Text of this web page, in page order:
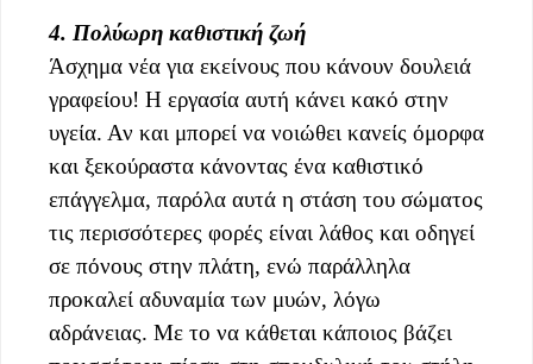
4. Πολύωρη καθιστική ζωή
Άσχημα νέα για εκείνους που κάνουν δουλειά
γραφείου! Η εργασία αυτή κάνει κακό στην
υγεία. Αν και μπορεί να νοιώθει κανείς όμορφα
και ξεκούραστα κάνοντας ένα καθιστικό
επάγγελμα, παρόλα αυτά η στάση του σώματος
τις περισσότερες φορές είναι λάθος και οδηγεί
σε πόνους στην πλάτη, ενώ παράλληλα
προκαλεί αδυναμία των μυών, λόγω
αδράνειας. Με το να κάθεται κάποιος βάζει